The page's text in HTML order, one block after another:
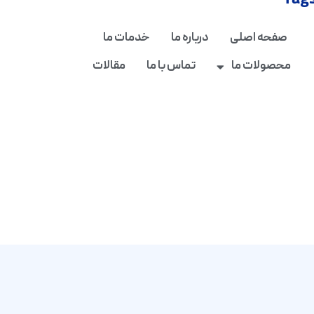
صفحه اصلی درباره ما
خدمات ما
محصولات ما
تماس با ما مقالات